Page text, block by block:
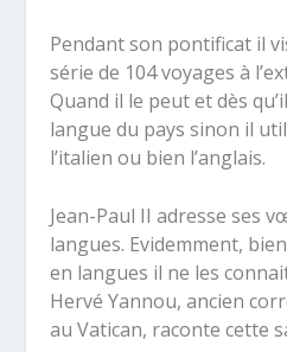
Pendant son pontificat il
série de 104 voyages à
Quand il le peut et dès
langue du pays sinon il
l’italien ou bien l’anglais.
Jean-Paul II adresse ses
langues. Evidemment,
en langues il ne les
Hervé Yannou, ancien
au Vatican, raconte cette